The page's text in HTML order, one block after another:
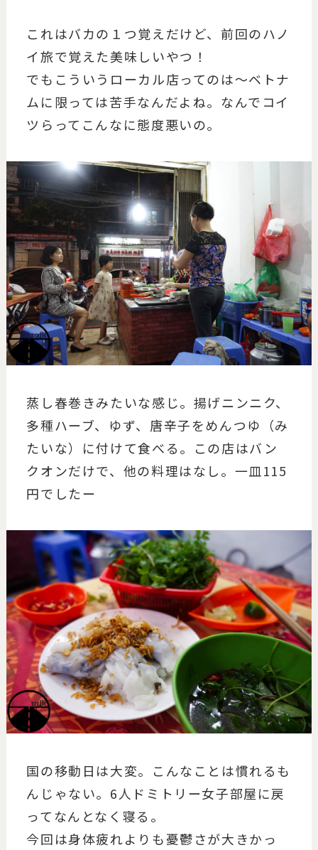
これはバカの１つ覚えだけど、前回のハノ
イ旅で覚えた美味しいやつ！
でもこういうローカル店ってのは～ベトナ
ムに限っては苦手なんだよね。なんでコイ
ツらってこんなに態度悪いの。
蒸し春巻きみたいな感じ。揚げニンニク、
多種ハーブ、ゆず、唐辛子をめんつゆ（み
たいな）に付けて食べる。この店はバン
クオンだけで、他の料理はなし。一皿115
円でしたー
国の移動日は大変。こんなことは慣れるも
んじゃない。6人ドミトリー女子部屋に戻
ってなんとなく寝る。
今回は身体疲れよりも憂鬱さが大きかっ